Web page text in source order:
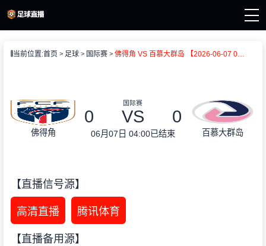
像
当前位置:首页 足球 国际赛 佛得角 VS 百慕大群岛 【2026-06-07 04:00:00】
佛得角
国际赛
0 VS 0
06月07日 04:00已结束 百慕大群岛
【直播信号源】
高清直播 腾讯体育
【直播备用源】